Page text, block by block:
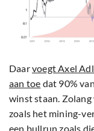
Daarvoegt Axel
aan toe dat 90%
winst staan. Zolang
zoals het mining-
een bullrun zoals